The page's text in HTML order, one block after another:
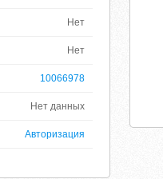
Нет
Нет
10066978
Нет данных
Авторизация